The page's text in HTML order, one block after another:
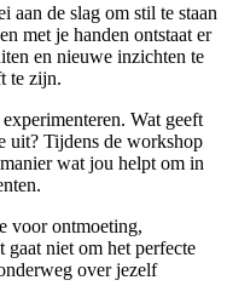
aan de slag om stil te staan
met je handen ontstaat er
en nieuwe inzichten te
te zijn.
Wat geeft
uit? Tijdens de workshop
wat jou helpt om in
voor ontmoeting,
niet om het perfecte
over jezelf